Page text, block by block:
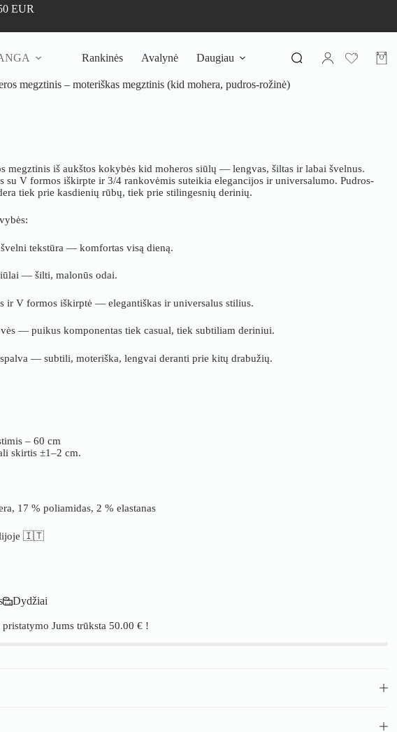
EUR
Rankinės Avalynė Daugiau
megztinis – moteriškas megztinis (kid mohera, pudros-rožinė)
megztinis iš aukštos kokybės kid moheros siūlų — lengvas, šiltas ir labai švelnus.
su V formos iškirpte ir 3/4 rankovėmis suteikia elegancijos ir universalumo. Pudros-
tiek prie kasdienių rūbų, tiek prie stilingesnių derinių.
tekstūra — komfortas visą dieną.
— šilti, malonūs odai.
ir V formos iškirptė — elegantiškas ir universalus stilius.
— puikus komponentas tiek casual, tiek subtiliam deriniui.
— subtili, moteriška, lengvai deranti prie kitų drabužių.
– 60 cm
skirtis ±1–2 cm.
17 % poliamidas, 2 % elastanas
🇮🇹
Dydžiai
Jums trūksta 50.00€ !